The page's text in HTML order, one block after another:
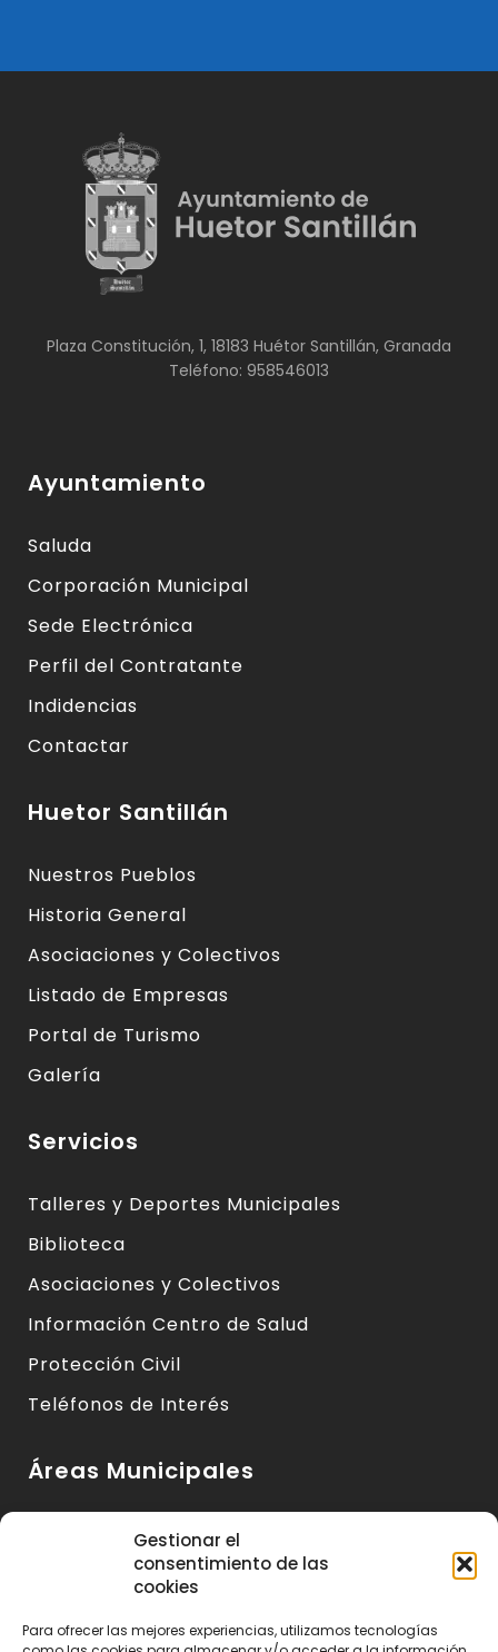
Gestionar el
consentimiento de las
cookies
Para ofrecer las mejores experiencias, utilizamos tecnologías
Plaza Constitución, 1, 18183 Huétor Santillán, Granada
Teléfono: 958546013
Ayuntamiento
Saluda
Corporación Municipal
Sede Electrónica
Perfil del Contratante
Indidencias
Contactar
Huetor Santillán
Nuestros Pueblos
Historia General
Asociaciones y Colectivos
Listado de Empresas
Portal de Turismo
Galería
Servicios
Talleres y Deportes Municipales
Biblioteca
Asociaciones y Colectivos
Información Centro de Salud
Protección Civil
Teléfonos de Interés
Áreas Municipales
Urbanismo y Vivienda
Medio Ambiente y Sanidad